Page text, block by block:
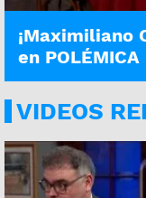
¡Maximiliano
en POLÉMICA
VIDEOS